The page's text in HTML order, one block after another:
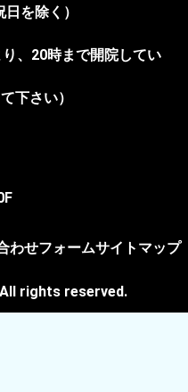
を除く）
、20時まで開院してい
下さい）
わせフォームサイトマップ
rights reserved.